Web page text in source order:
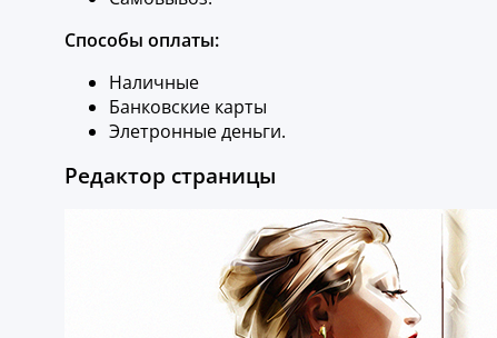
Способы оплаты:
Наличные
Банковские карты
Элетронные деньги.
Редактор страницы